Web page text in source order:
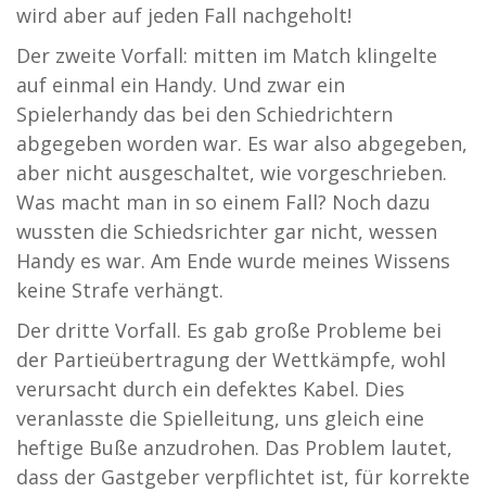
wird aber auf jeden Fall nachgeholt!
Der zweite Vorfall: mitten im Match klingelte
auf einmal ein Handy. Und zwar ein
Spielerhandy das bei den Schiedrichtern
abgegeben worden war. Es war also abgegeben,
aber nicht ausgeschaltet, wie vorgeschrieben.
Was macht man in so einem Fall? Noch dazu
wussten die Schiedsrichter gar nicht, wessen
Handy es war. Am Ende wurde meines Wissens
keine Strafe verhängt.
Der dritte Vorfall. Es gab große Probleme bei
der Partieübertragung der Wettkämpfe, wohl
verursacht durch ein defektes Kabel. Dies
veranlasste die Spielleitung, uns gleich eine
heftige Buße anzudrohen. Das Problem lautet,
dass der Gastgeber verpflichtet ist, für korrekte